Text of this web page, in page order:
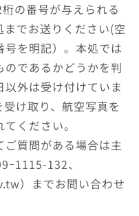
の番号が与えられる
でお送りください(空
を明記）。本処では
であるかどうかを判
外は受け付けていま
け取り、航空写真を
ください。
質問がある場合は主
1115-132、
）までお問い合わせ